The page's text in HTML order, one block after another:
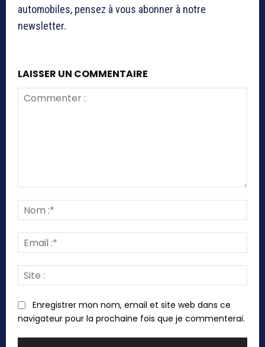
automobiles, pensez à vous abonner à notre
newsletter.
LAISSER UN COMMENTAIRE
:*
:*
:
Enregistrer mon nom, email et site web dans ce
navigateur pour la prochaine fois que je commenterai.